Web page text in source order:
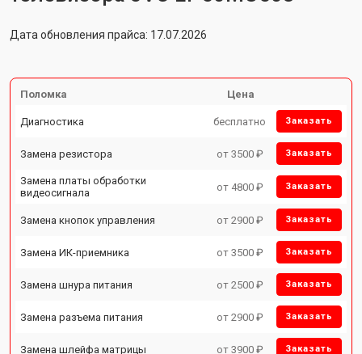
Дата обновления прайса: 17.07.2026
Поломка Цена
Диагностика бесплатно Заказать
Замена резистора от 3500 ₽ Заказать
Замена платы обработки
видеосигнала
от 4800 ₽ Заказать
Замена кнопок управления от 2900 ₽ Заказать
Замена ИК-приемника от 3500 ₽ Заказать
Замена шнура питания от 2500 ₽ Заказать
Замена разъема питания от 2900 ₽ Заказать
Замена шлейфа матрицы от 3900 ₽ Заказать